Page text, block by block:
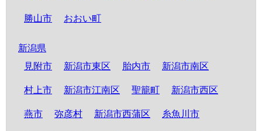
勝山市 おおい町
新潟県
見附市
新潟市東区 胎内市 新潟市南区
村上市 新潟市江南区 聖籠町 新潟市西区
燕市 弥彦村 新潟市西蒲区 糸魚川市